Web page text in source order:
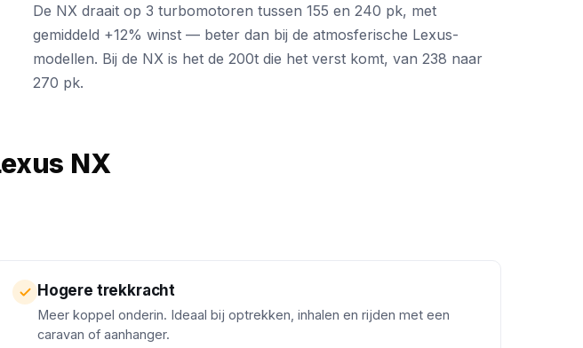
De NX draait op 3 turbomotoren tussen 155 en 240 pk, met
gemiddeld +12% winst — beter dan bij de atmosferische Lexus-
modellen. Bij de NX is het de 200t die het verst komt, van 238 naar
270 pk.
NX
Hogere trekkracht
Meer koppel onderin. Ideaal bij optrekken, inhalen en rijden met een
caravan of aanhanger.